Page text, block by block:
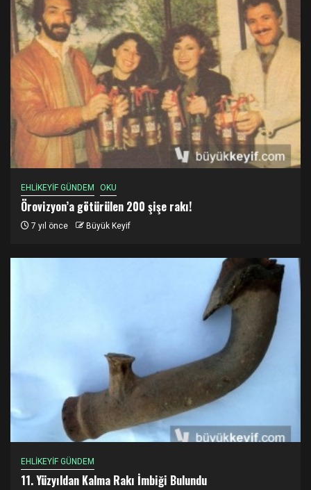
EHLİKEYİF GÜNDEM OKU
Örovizyon’a götürülen 200 şişe rakı!
7 yıl önce Büyük Keyif
EHLİKEYİF GÜNDEM
11. Yüzyıldan Kalma Rakı İmbiği Bulundu